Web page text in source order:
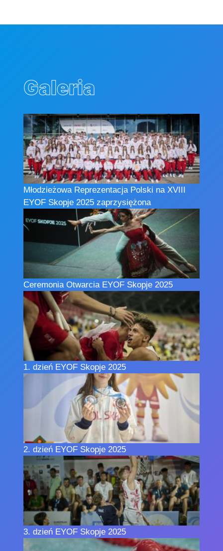
Galeria
Młodzieżowa Reprezentacja Polski na XVIII
EYOF Skopje 2025 zaprzysiężona
Ceremonia Otwarcia EYOF Skopje 2025
1. dzień EYOF Skopje 2025
2.⁠ ⁠dzień EYOF Skopje 2025
3.⁠ ⁠dzień EYOF Skopje 2025